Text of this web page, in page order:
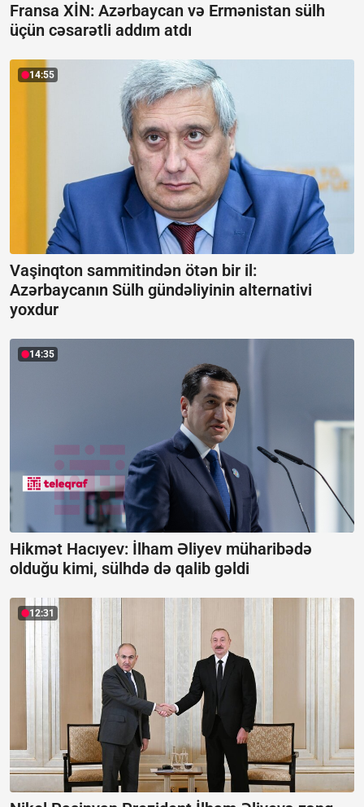
Fransa XİN: Azərbaycan və Ermənistan sülh
üçün cəsarətli addım atdı
14:55
Vaşinqton sammitindən ötən bir il:
Azərbaycanın Sülh gündəliyinin alternativi
yoxdur
14:35
Hikmət Hacıyev: İlham Əliyev müharibədə
olduğu kimi, sülhdə də qalib gəldi
12:31